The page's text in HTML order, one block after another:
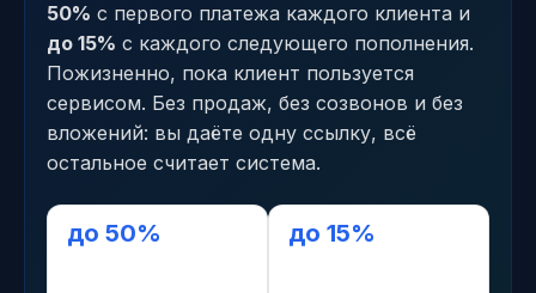
50% с первого платежа каждого клиента и
до 15% с каждого следующего пополнения.
Пожизненно, пока клиент пользуется
сервисом. Без продаж, без созвонов и без
вложений: вы даёте одну ссылку, всё
остальное считает система.
до 50% до 15%